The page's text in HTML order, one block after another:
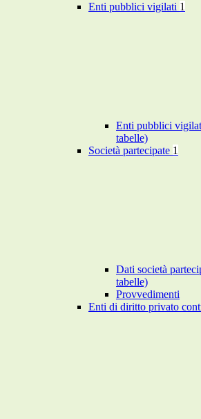
Enti pubblici vigilati 1
Enti pubblici
tabelle)
Società partecipate 1
Dati società
tabelle)
Provvedimenti
Enti di diritto privato